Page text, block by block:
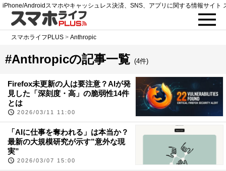
iPhone/Androidスマホやキャッシュレス決済、SNS、アプリに関する情報サイト
スマホライフPLUS >Anthropic
#Anthropicの記事一覧 (4件)
Firefox未更新の人は要注意？AIが発
見した「深刻度・高」の脆弱性14件
とは
2026/03/11 11:00
「AIに仕事を奪われる」は本当か？
最新の大規模研究が示す”意外な現
実”
2026/03/07 15:00